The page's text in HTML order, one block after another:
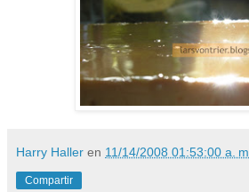
Harry Haller en 11/14/2008 01:53:00 a. m.
Compartir